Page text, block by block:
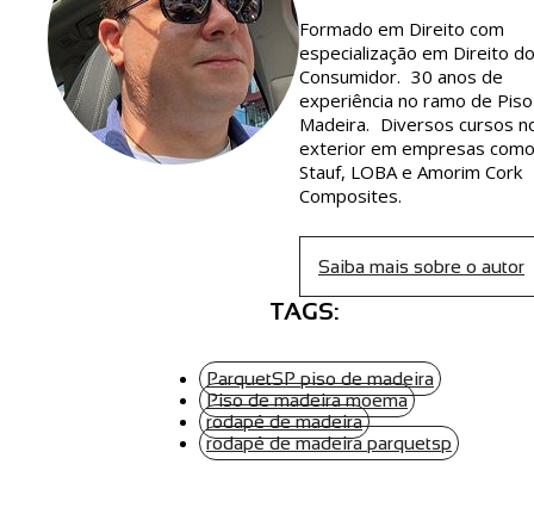
Formado em Direito com
especialização em Direito do
Consumidor. 30 anos de
experiência no ramo de
Madeira. Diversos cursos
exterior em empresas como
Stauf, LOBA e Amorim Cork
Composites.
Saiba mais sobre o autor
TAGS:
ParquetSP piso de madeira
Piso de madeira moema
rodapé de madeira
rodapé de madeira parquetsp